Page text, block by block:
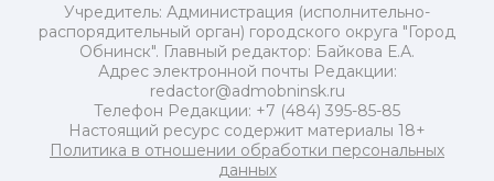
Учредитель: Администрация (исполнительно-
распорядительный орган) городского округа "Город
Обнинск". Главный редактор: Байкова Е.А.
Адрес электронной почты Редакции:
redactor@admobninsk.ru
Телефон Редакции: +7 (484) 395-85-85
Настоящий ресурс содержит материалы 18+
Политика в отношении обработки персональных
данных